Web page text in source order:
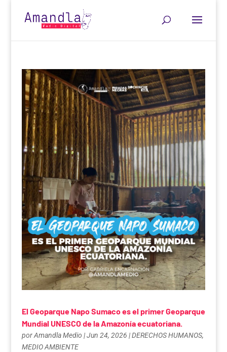
El Geoparque Napo Sumaco es el primer Geoparque
Mundial UNESCO de la Amazonía ecuatoriana.
porAmandla Medio |Jun 24, 2026 |DERECHOS HUMANOS,
MEDIO AMBIENTE